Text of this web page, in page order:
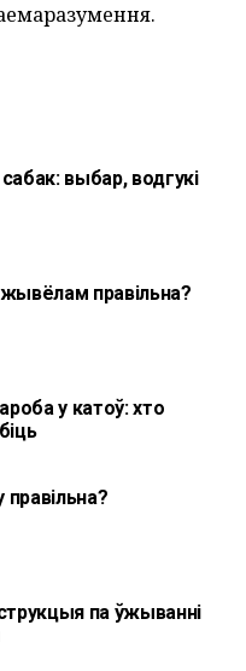
выбар, водгукі
правільна?
у катоў: хто
па ўжыванні